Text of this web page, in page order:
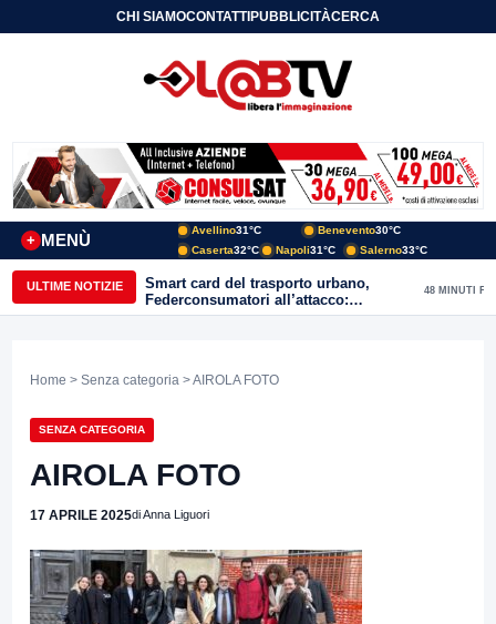
CHI SIAMOCONTATTIPUBBLICITÀCERCA
MENÙ
+
Avellino31°C Benevento30°C
Caserta32°C Napoli31°C Salerno33°C
ULTIME NOTIZIE
Smart card del trasporto urbano,
Federconsumatori all’attacco:
«Benevento ha bisogno di uno
48 MINUTI FA
Home > Senza categoria > AIROLA FOTO
SENZA CATEGORIA
AIROLA FOTO
17 APRILE 2025di Anna Liguori